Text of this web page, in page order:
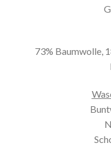
73% Baumwolle,